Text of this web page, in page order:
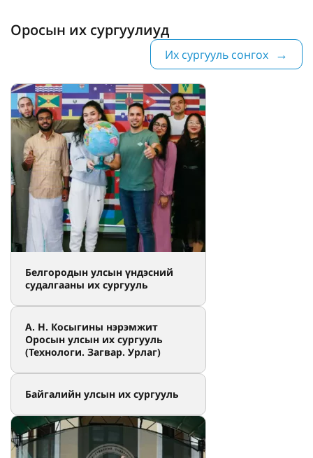
Оросын их сургуулиуд
Их сургууль сонгох
Белгородын улсын үндэсний
судалгааны их сургууль
А. Н. Косыгины нэрэмжит
Оросын улсын их сургууль
(Технологи. Загвар. Урлаг)
Байгалийн улсын их сургууль